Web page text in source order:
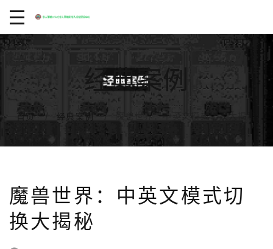
经典案例
首页 经典案例 魔兽世界：中英文模式切换大揭秘
魔兽世界：中英文模式切
换大揭秘